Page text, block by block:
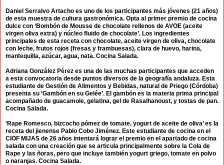
Daniel Serralvo Artacho es uno de los participantes más jóvenes (21 años)
de esta muestra de cultura gastronómica. Opta al primer premio de cocina
dulce con ‘Bombón de Mousse de chocolate rellenos de AVOE (aceite
virgen oliva extra) y núcleo fluido de chocolate’. Los ingredientes
principales de esta receta con chocolate, aceite virgen de oliva, chocolate
con leche, frutos rojos (fresas y frambuesas), clara de huevo, harina,
mantequilla, azúcar, agua, nata. Cocina Salada.
Adriana González Pérez es una de las muchas participantes que acceden
a esta convocatoria desde puntos diversos de la geografía andaluza. Esta
estudiante de Gestión de Alimentos y Bebidas, natural de Priego (Córdoba)
presenta su ‘Gambón en su Gelée’. El gambón es la materia prima principal
acompañado de guacamole, gelatina, gel de Rasalhanoust, y tostas de pan.
Cocina Salada.
‘Rape Romesco, bizcocho pómez de tomate, yogurt de aceite de oliva’ es la
receta del jienense Pablo Cobo Jiménez. Este estudiante de cocina en el
CIOF MIJAS de 26 años intentará lograr el premio en el apartado de cocina
salada con una creación que se articula principalmente sobre la Cola de
Rape y las ñoras, pero que incluye también yogurt griego, tomate en polvo
o naranjas. Cocina Salada.